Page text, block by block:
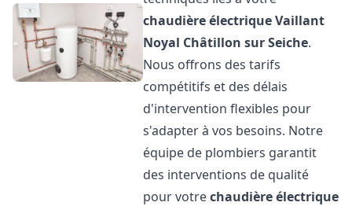
chaudière électrique Vaillant
Noyal Châtillon sur Seiche.
Nous offrons des tarifs
compétitifs et des délais
d'intervention flexibles pour
s'adapter à vos besoins. Notre
équipe de plombiers garantit
des interventions de qualité
pour votrechaudière électrique